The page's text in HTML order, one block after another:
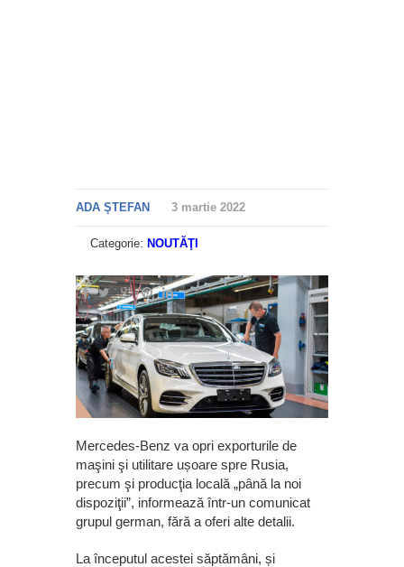
ADA ŞTEFAN 3 martie 2022
Categorie: NOUTĂŢI
Mercedes-Benz va opri exporturile de
maşini şi utilitare ușoare spre Rusia,
precum şi producţia locală „până la noi
dispoziţii”, informează într-un comunicat
grupul german, fără a oferi alte detalii.
La începutul acestei săptămâni, și